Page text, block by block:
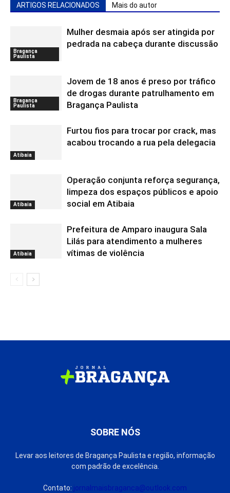
ARTIGOS RELACIONADOS Mais do autor
Bragança
Paulista
Mulher desmaia após ser atingida por
pedrada na cabeça durante discussão
Bragança
Paulista
Jovem de 18 anos é preso por tráfico
de drogas durante patrulhamento em
Bragança Paulista
Atibaia
Furtou fios para trocar por crack, mas
acabou trocando a rua pela delegacia
Atibaia
Operação conjunta reforça segurança,
limpeza dos espaços públicos e apoio
social em Atibaia
Atibaia
Prefeitura de Amparo inaugura Sala
Lilás para atendimento a mulheres
vítimas de violência
SOBRE NÓS
Levar aos leitores de Bragança Paulista e região, informação
com padrão de excelência.
Contato: jornalmaisbraganca@outlook.com